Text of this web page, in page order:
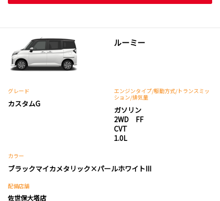
ルーミー
グレード
カスタムG
エンジンタイプ/駆動方式/トランスミッ
ション/排気量
ガソリン
2WD FF
CVT
1.0L
カラー
ブラックマイカメタリック×パールホワイトIII
配備店舗
佐世保大塔店